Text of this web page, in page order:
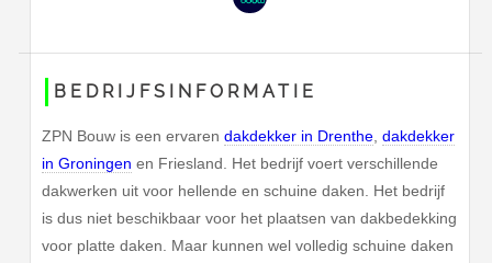
BEDRIJFSINFORMATIE
ZPN Bouw is een ervarendakdekker in Drenthe,dakdekker
in Groningen en Friesland. Het bedrijf voert verschillende
dakwerken uit voor hellende en schuine daken. Het bedrijf
is dus niet beschikbaar voor het plaatsen van dakbedekking
voor platte daken. Maar kunnen wel volledig schuine daken